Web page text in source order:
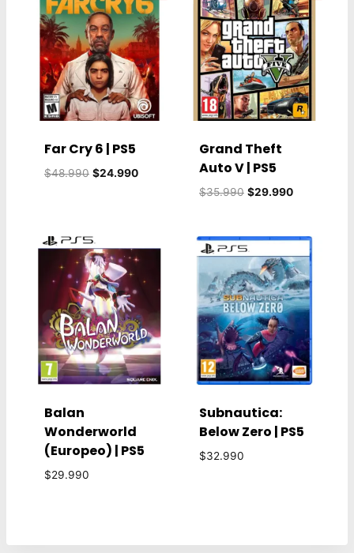
Far Cry 6 | PS5
$48.990 El
$48.990.
$24.990El
Grand Theft
Auto V | PS5
$35.990 El
era:
$35.990.
$29.990El
es:
$29.990.
Balan
Wonderworld
(Europeo) | PS5
$29.990
Subnautica:
Below Zero | PS5
$32.990